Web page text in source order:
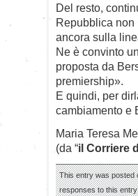
Del resto,
Repubblica
ancora sulla
Ne è convinto
proposta da
premiership».
E quindi, per
cambiamento e
Maria Teresa
(da “il Corriere
This entry was posted
responses to this